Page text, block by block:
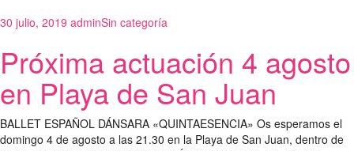
30 julio, 2019 adminSin categoría
Próxima actuación 4 agosto
en Playa de San Juan
BALLET ESPAÑOL DÁNSARA «QUINTAESENCIA» Os esperamos el
domingo 4 de agosto a las 21.30 en la Playa de San Juan, dentro de